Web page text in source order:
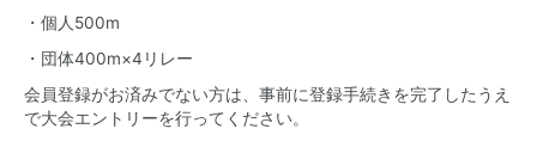
・個人500m
・団体400m×4リレー
会員登録がお済みでない方は、事前に登録手続きを完了したうえ
で大会エントリーを行ってください。